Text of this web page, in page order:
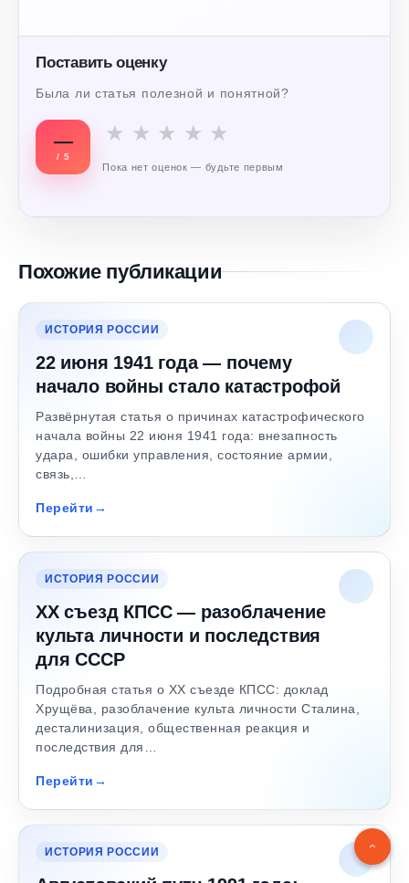
Поставить оценку
Была ли статья полезной и понятной?
—
/ 5
★ ★ ★ ★ ★
Пока нет оценок — будьте первым
Похожие публикации
ИСТОРИЯ РОССИИ
22 июня 1941 года — почему
начало войны стало катастрофой
Развёрнутая статья о причинах катастрофического
начала войны 22 июня 1941 года: внезапность
удара, ошибки управления, состояние армии,
связь,…
Перейти
ИСТОРИЯ РОССИИ
XX съезд КПСС — разоблачение
культа личности и последствия
для СССР
Подробная статья о XX съезде КПСС: доклад
Хрущёва, разоблачение культа личности Сталина,
десталинизация, общественная реакция и
последствия для…
Перейти
ИСТОРИЯ РОССИИ